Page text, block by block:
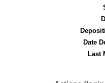
Date
Last